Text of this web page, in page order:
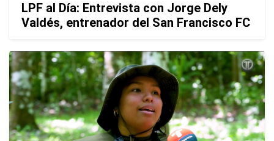
LPF al Día: Entrevista con Jorge Dely
Valdés, entrenador del San Francisco FC